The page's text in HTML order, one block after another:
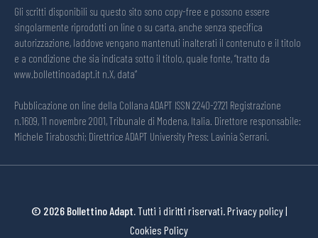
Gli scritti disponibili su questo sito sono copy-free e possono essere
singolarmente riprodotti on line o su carta, anche senza specifica
autorizzazione, laddove vengano mantenuti inalterati il contenuto e il titolo
e a condizione che sia indicata sotto il titolo, quale fonte, “tratto da
www.bollettinoadapt.it n.X, data“
Pubblicazione on line della Collana ADAPT ISSN 2240-2721 Registrazione
n.1609, 11 novembre 2001, Tribunale di Modena, Italia. Direttore responsabile:
Michele Tiraboschi; Direttrice ADAPT University Press: Lavinia Serrani.
© 2026 Bollettino Adapt.Tutti i diritti riservati.Privacy policy|
Cookies Policy